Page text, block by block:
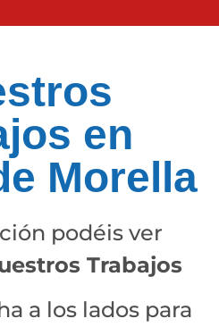
en
Morella
podéis ver
Trabajos
a los lados para